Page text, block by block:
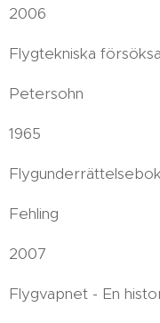
2006
Flygtekniska
Petersohn
1965
Fehling
2007
Flygvapnet - En